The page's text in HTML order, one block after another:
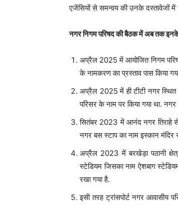
एजेंसियों से समन्वय की उनके दस्तावेजों में
नगर निगम परिषद की बैठक में अब तक
अप्रैल 2025 में आयोजित निगम
के नामकरण का प्रस्ताव पास किया
अप्रैल 2025 में ही टीटी नगर स्थित
परिसर के नाम पर किया गया था.
सितंबर 2023 में आनंद नगर तिराहे से
नगर बस स्टाप का नाम इस्कान मंदिर
अप्रैल 2023 में बरखेड़ा पठानी
स्टेडियम जिसका नाम ऐशबाग
रखा गया है.
इसी तरह ट्रांसपोर्ट नगर आवासीय